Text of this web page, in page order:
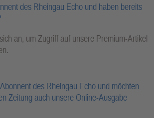
des Rheingau Echo und haben bereits
an, um Zugriff auf unsere Premium-Artikel
des Rheingau Echo und möchten
Zeitung auch unsere Online-Ausgabe